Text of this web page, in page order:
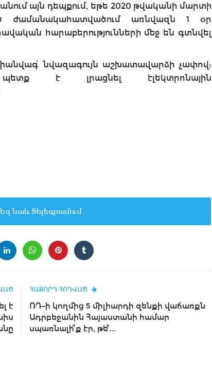
այն դեպքում, եթե 2020 թվականի մարտի
ժամանակահատվածում առնվազն 1 օր
հարաբերությունների մեջ են գտնվել
նվազագույն աշխատավարձի չափով:
է լրացնել էլեկտրոնային
նաև Տելեգրամում
է
ՀԱՋՈՐԴ ՀՈԴՎԱԾ
ՌԴ-ի կողմից 5 միլիարդի զենքի վաճառքն
Ադրբեջանին Հայաստանի համար
սպառնալի՞ք էր, թե՞...